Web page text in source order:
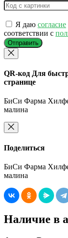
Я даю согласие
соответствии с
Отправить
QR-код Для
странице
БиСи Фарма
малина
Поделиться
БиСи Фарма
малина
Наличие в